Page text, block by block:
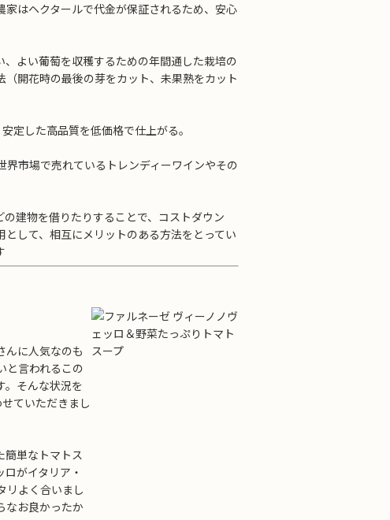
はヘクタールで代金が保証されるため、安心
よい葡萄を収穫するための年間通した栽培の
開花時の最後の芽をカット、未果熟をカット
定した高品質を低価格で仕上がる。
市場で売れているトレンディーワインやその
建物を借りたりすることで、コストダウン
として、相互にメリットのある方法をとってい
んに人気なのも
と言われるこの
。そんな状況を
ていただきまし
簡単なトマトス
がイタリア・
リよく合いまし
なお良かったか